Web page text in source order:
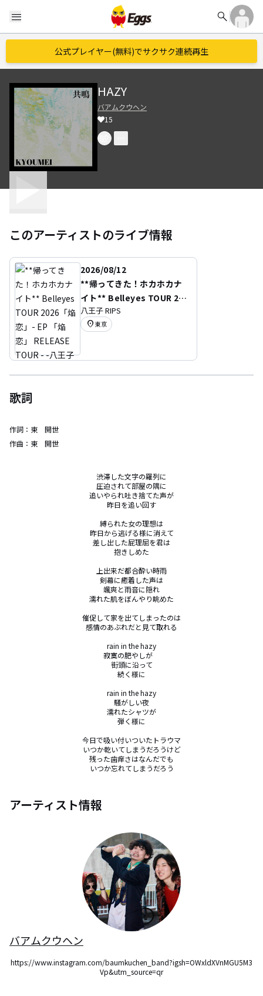
menu search
公式プレイヤー(無料)でサクサク連続再生
HAZY
バアムクウヘン
15
このアーティストのライブ情報
2026/08/12
**帰ってきた！ホカホカナ
イト** Belleyes TOUR 20
26「焔恋」- EP 「焔恋」 R
ELEASE TOUR - -八王子RIP
八王子 RIPS
location_on 東京
歌詞
作詞： 東 開世
作曲： 東 開世
渋滞した文字の羅列に
圧迫されて部屋の隅に
追いやられ吐き捨てた声が
昨日を追い回す
縛られた女の理想は
昨日から逃げる様に消えて
差し出した屁理屈を君は
抱きしめた
上出来だ都合酔い時雨
剣幕に癒着した声は
颯爽と雨音に隠れ
濡れた肌をぼんやり眺めた
催促して家を出てしまったのは
感情のあぶれだと見て取れる
rain in the hazy
寂寞の肥やしが
街頭に沿って
続く様に
rain in the hazy
騒がしい夜
濡れたシャツが
弾く様に
今日で吸い付いついたトラウマ
いつか乾いてしまうだろうけど
残った歯痒さはなんだでも
いつか忘れてしまうだろう
アーティスト情報
バアムクウヘン
https://www.instagram.com/baumkuchen_band?igsh=OWxldXVnMGU5M3
Vp&utm_source=qr